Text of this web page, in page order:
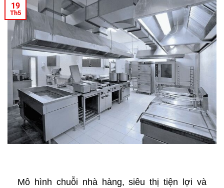
19
Th5
Mô hình chuỗi nhà hàng, siêu thị tiện lợi và